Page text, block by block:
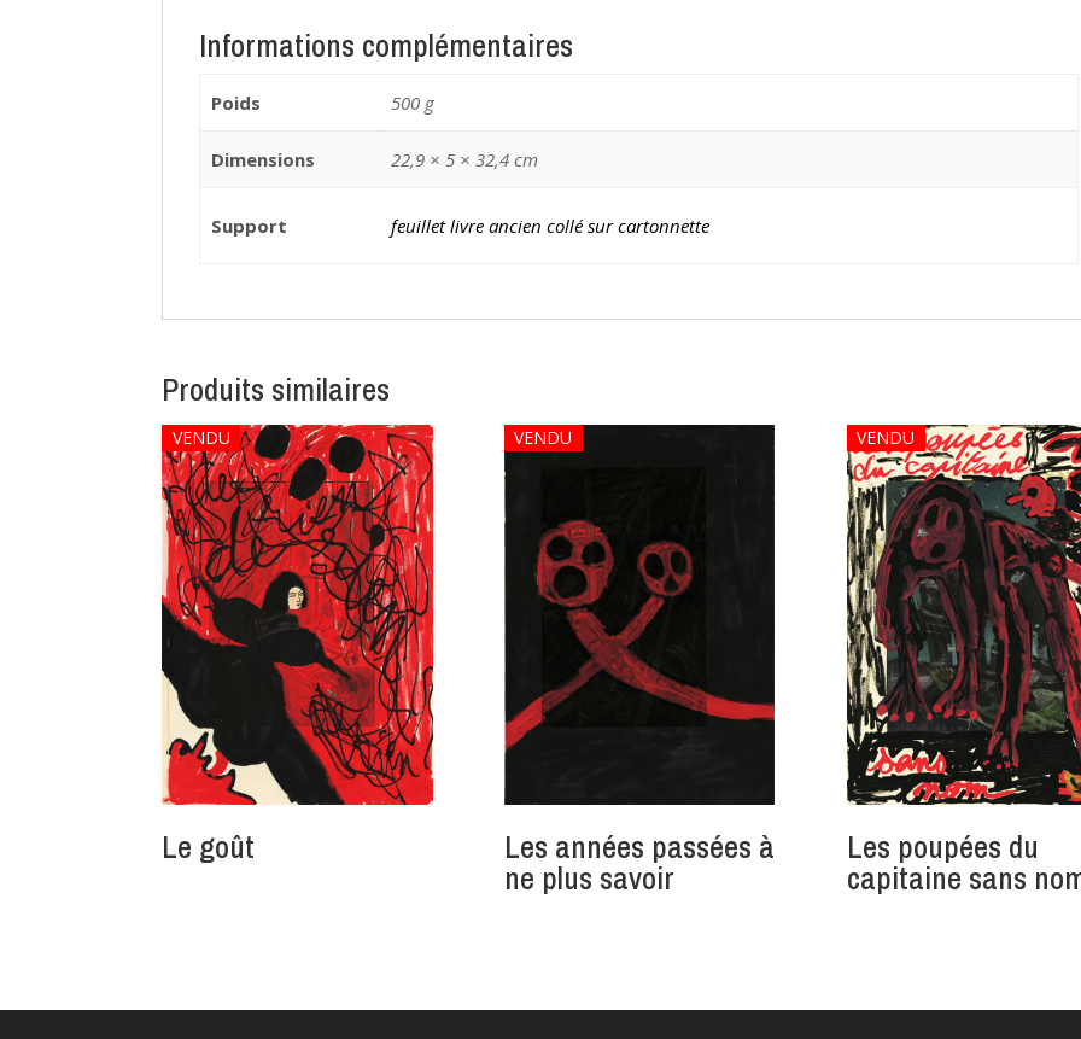
Informations complémentaires
Poids 500 g
Dimensions 22,9 × 5 × 32,4 cm
Support feuillet livre ancien collé sur cartonnette
Produits similaires
VENDU
Le goût
VENDU
Les années passées à
ne plus savoir
VENDU
Les poupées du
capitaine sans